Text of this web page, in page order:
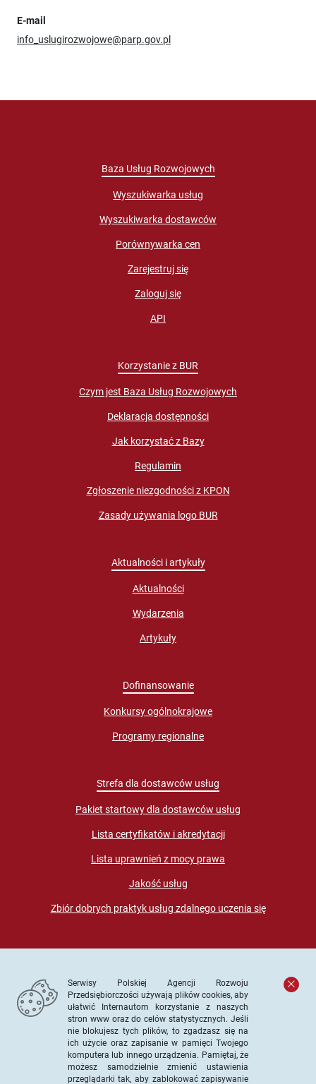
E-mail
info_uslugirozwojowe@parp.gov.pl
Baza Usług Rozwojowych
Wyszukiwarka usług
Wyszukiwarka dostawców
Porównywarka cen
Zarejestruj się
Zaloguj się
API
Korzystanie z BUR
Czym jest Baza Usług Rozwojowych
Deklaracja dostępności
Jak korzystać z Bazy
Regulamin
Zgłoszenie niezgodności z KPON
Zasady używania logo BUR
Aktualności i artykuły
Aktualności
Wydarzenia
Artykuły
Dofinansowanie
Konkursy ogólnokrajowe
Programy regionalne
Strefa dla dostawców usług
Pakiet startowy dla dostawców usług
Lista certyfikatów i akredytacji
Lista uprawnień z mocy prawa
Jakość usług
Zbiór dobrych praktyk usług zdalnego uczenia się
© PARP. Wszelkie prawa zastrzeżone
Serwisy Polskiej Agencji Rozwoju
Przedsiębiorczości używają plików cookies, aby
ułatwić Internautom korzystanie z naszych
stron www oraz do celów statystycznych. Jeśli
nie blokujesz tych plików, to zgadzasz się na
ich użycie oraz zapisanie w pamięci Twojego
komputera lub innego urządzenia. Pamiętaj, że
możesz samodzielnie zmienić ustawienia
przeglądarki tak, aby zablokować zapisywanie